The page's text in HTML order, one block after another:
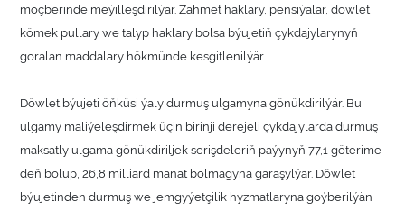
möçberinde meýilleşdirilýär. Zähmet haklary, pensiýalar, döwlet
kömek pullary we talyp haklary bolsa býujetiň çykdajylarynyň
goralan maddalary hökmünde kesgitlenilýär.
Döwlet býujeti öňküsi ýaly durmuş ulgamyna gönükdirilýär. Bu
ulgamy maliýeleşdirmek üçin birinji derejeli çykdajylarda durmuş
maksatly ulgama gönükdiriljek serişdeleriň paýynyň 77,1 göterime
deň bolup, 26,8 milliard manat bolmagyna garaşylýar. Döwlet
býujetinden durmuş we jemgyýetçilik hyzmatlaryna goýberilýän